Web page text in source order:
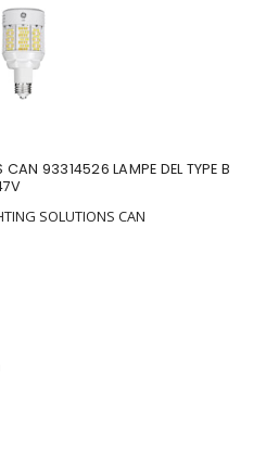
93314526 LAMPE DEL TYPE B
SOLUTIONS CAN